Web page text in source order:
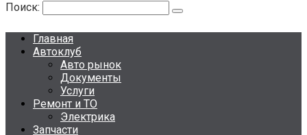
Поиск:
Главная
Автоклуб
Авто рынок
Документы
Услуги
Ремонт и ТО
Электрика
Запчасти